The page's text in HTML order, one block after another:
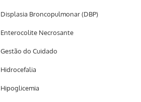
Displasia Broncopulmonar (DBP)
Enterocolite Necrosante
Gestão do Cuidado
Hidrocefalia
Hipoglicemia